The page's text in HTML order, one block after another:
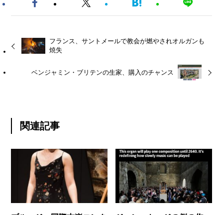
フランス、サントメールで教会が燃やされオルガンも
焼失
ベンジャミン・ブリテンの生家、購入のチャンス
関連記事